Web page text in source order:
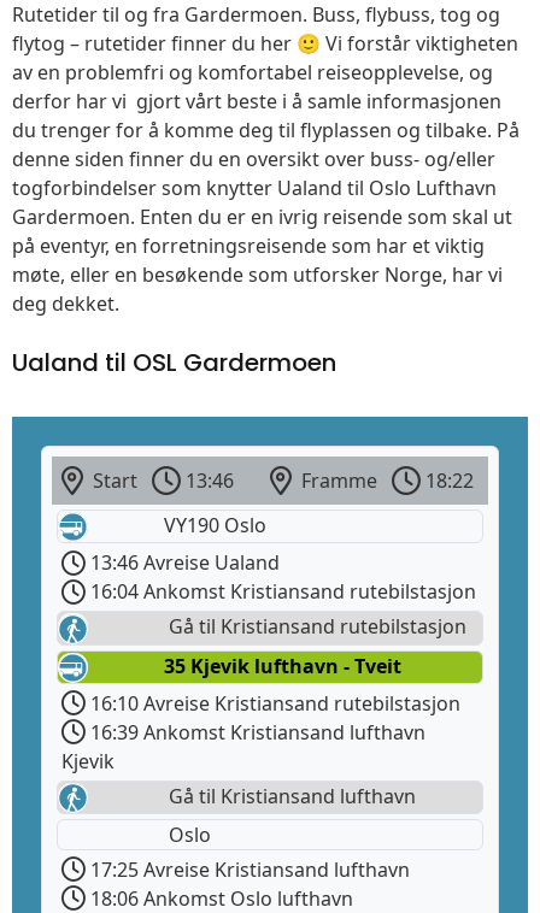
Rutetider til og fra Gardermoen. Buss, flybuss, tog og
flytog – rutetider finner du her 🙂 Vi forstår viktigheten
av en problemfri og komfortabel reiseopplevelse, og
derfor har vi gjort vårt beste i å samle informasjonen
du trenger for å komme deg til flyplassen og tilbake. På
denne siden finner du en oversikt over buss- og/eller
togforbindelser som knytter Ualand til Oslo Lufthavn
Gardermoen. Enten du er en ivrig reisende som skal ut
på eventyr, en forretningsreisende som har et viktig
møte, eller en besøkende som utforsker Norge, har vi
deg dekket.
Ualand til OSL Gardermoen
Start 13:46 Framme
18:22
VY190 Oslo
13:46 Avreise Ualand
16:04 Ankomst Kristiansand rutebilstasjon
Gå til Kristiansand rutebilstasjon
35 Kjevik lufthavn - Tveit
16:10 Avreise Kristiansand rutebilstasjon
16:39 Ankomst Kristiansand lufthavn
Kjevik
Gå til Kristiansand lufthavn
Oslo
17:25 Avreise Kristiansand lufthavn
18:06 Ankomst Oslo lufthavn